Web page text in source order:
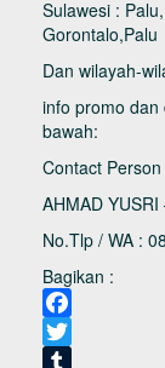
Sulawesi :
Gorontalo,Palu
Dan wilayah-
info promo
bawah:
Contact Person
AHMAD YUSRI
No.Tlp / WA :
Bagikan :
Facebook
Twitter